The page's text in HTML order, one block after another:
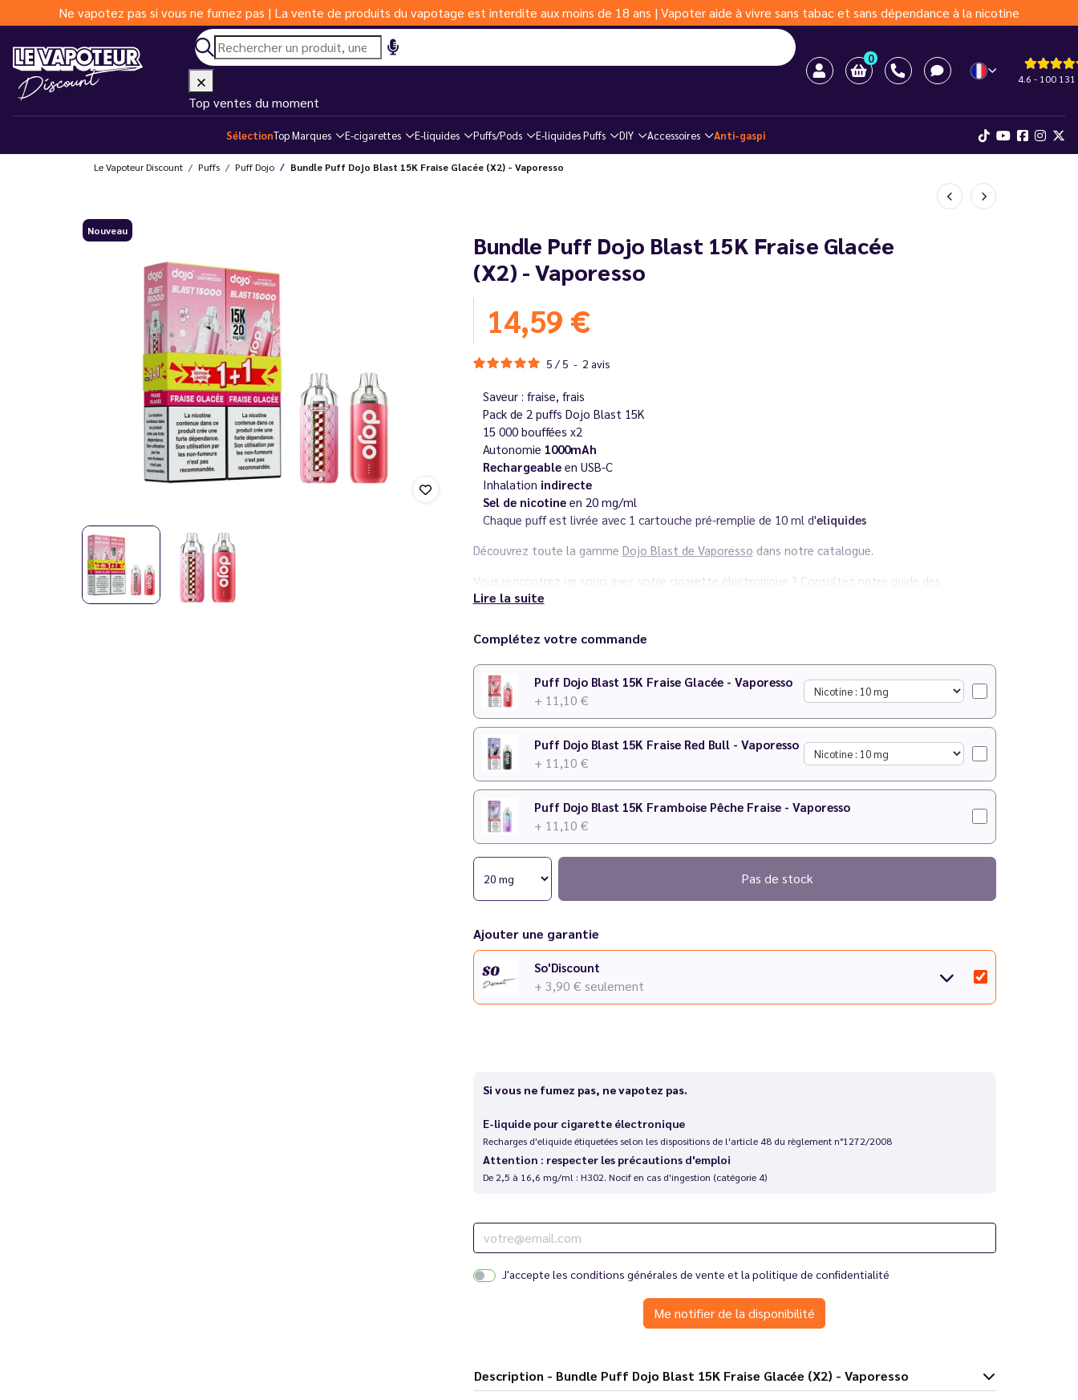
Ne vapotez pas si vous ne fumez pas | La vente de produits du vapotage est interdite aux moins de 18 ans | Vapoter aide à vivre sans tabac et sans dépendance à la nicotine
0
4.6 - 100 131
Top ventes du moment
SélectionTop Marques E-cigarettes E-liquides Puffs/Pods E-liquides Puffs DIY Accessoires Anti-gaspi
Le Vapoteur Discount Puffs Puff Dojo Bundle Puff Dojo Blast 15K Fraise Glacée (X2) - Vaporesso
Nouveau
Bundle Puff Dojo Blast 15K Fraise Glacée
(X2) - Vaporesso
14,59 €
5 / 5 - 2 avis
Saveur : fraise, frais
Pack de 2 puffs Dojo Blast 15K
15 000 bouffées x2
Autonomie 1000mAh
Rechargeableen USB-C
Inhalation indirecte
Sel de nicotineen 20 mg/ml
Chaque puff est livrée avec 1 cartouche pré-remplie de 10 ml d'eliquides
Découvrez toute la gamme Dojo Blast de Vaporesso dans notre catalogue.
Vous rencontrez un souci avec votre cigarette électronique ? Consultez notre guide des
différentes pannes
Lire la suite
Complétez votre commande
Puff Dojo Blast 15K Fraise Glacée - Vaporesso
+ 11,10 €
Puff Dojo Blast 15K Fraise Red Bull - Vaporesso
+ 11,10 €
Puff Dojo Blast 15K Framboise Pêche Fraise - Vaporesso
+ 11,10 €
Pas de stock
Ajouter une garantie
So'Discount
+ 3,90 € seulement
Si vous ne fumez pas, ne vapotez pas.
E-liquide pour cigarette électronique
Recharges d'eliquide étiquetées selon les dispositions de l'article 48 du règlement n°1272/2008
Attention : respecter les précautions d'emploi
De 2,5 à 16,6 mg/ml : H302. Nocif en cas d'ingestion (catégorie 4)
J'accepte les conditions générales de vente et la politique de confidentialité
Me notifier de la disponibilité
Description - Bundle Puff Dojo Blast 15K Fraise Glacée (X2) - Vaporesso